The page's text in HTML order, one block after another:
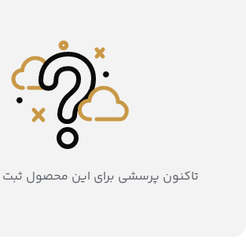
تاکنون پرسشی برای این محصول